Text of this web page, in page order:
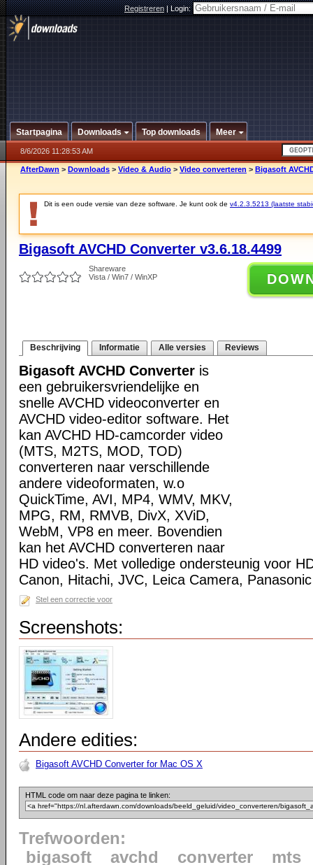
Registreren|Login:
Startpagina Downloads Top downloads Meer
8/6/2026 11:28:53 AM
AfterDawn > Downloads > Video & Audio > Video converteren > Bigasoft
Dit is een oude versie van deze software. Je kunt ook de v4.2.3.5213 (laatste
Bigasoft AVCHD Converter v3.6.18.4499
Shareware
Vista / Win7 / WinXP
Beschrijving Informatie Alle versies Reviews
Bigasoft AVCHD Converter is
een gebruikersvriendelijke en
snelle AVCHD videoconverter en
AVCHD video-editor software. Het
kan AVCHD HD-camcorder video
(MTS, M2TS, MOD, TOD)
converteren naar verschillende
andere videoformaten, w.o
QuickTime, AVI, MP4, WMV, MKV,
MPG, RM, RMVB, DivX, XViD,
WebM, VP8 en meer. Bovendien
kan het AVCHD converteren naar
HD video's. Met volledige ondersteunig voor
Canon, Hitachi, JVC, Leica Camera,
Stel een correctie voor
Screenshots:
Andere edities:
Bigasoft AVCHD Converter for Mac OS X
HTML code om naar deze pagina te linken:
Trefwoorden:
bigasoft
avchd converter
mts